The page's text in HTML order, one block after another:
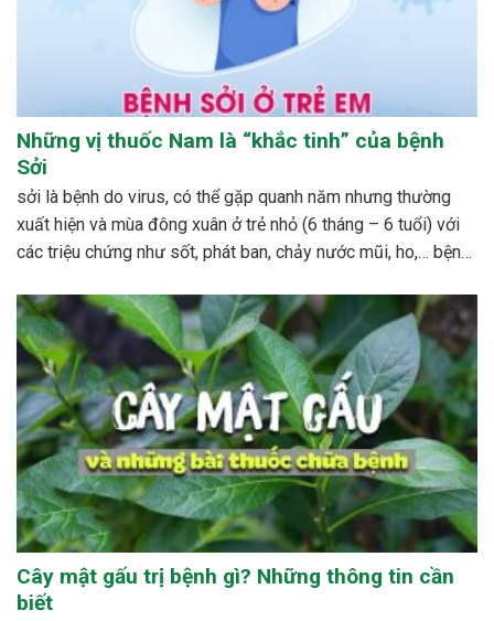
Những vị thuốc Nam là “khắc tinh” của bệnh
Sởi
sởi là bệnh do virus, có thể gặp quanh năm nhưng thường
xuất hiện và mùa đông xuân ở trẻ nhỏ (6 tháng – 6 tuổi) với
các triệu chứng như sốt, phát ban, chảy nước mũi, ho,… bệnh
Cây mật gấu trị bệnh gì? Những thông tin cần
biết